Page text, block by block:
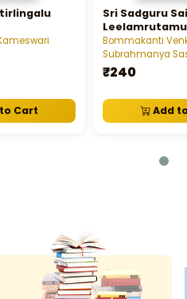
Cart
Sri Sadguru Sai
Leelamrutamu -
సాయి లీలామృతము
Bommakanti
Subrahmanya
₹240
Add